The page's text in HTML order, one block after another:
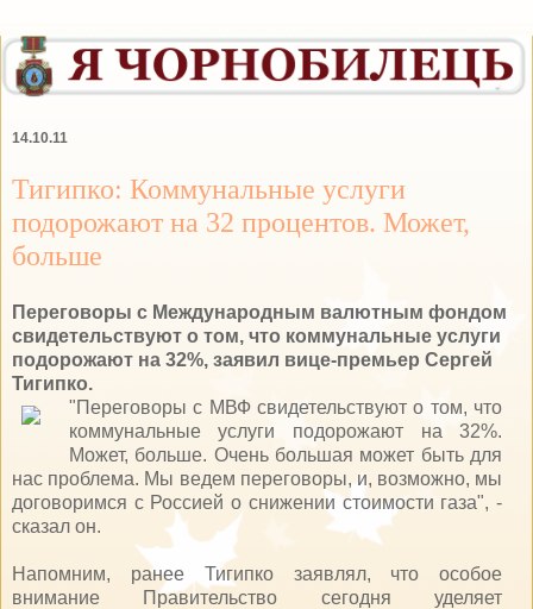
14.10.11
Тигипко: Коммунальные услуги
подорожают на 32 процентов. Может,
больше
Переговоры с Международным валютным фондом
свидетельствуют о том, что коммунальные услуги
подорожают на 32%, заявил вице-премьер Сергей
Тигипко.
"Переговоры с МВФ свидетельствуют о том, что
коммунальные услуги подорожают на 32%.
Может, больше. Очень большая может быть для
нас проблема. Мы ведем переговоры, и, возможно, мы
договоримся с Россией о снижении стоимости газа", -
сказал он.
Напомним, ранее Тигипко заявлял, что особое
внимание Правительство сегодня уделяет